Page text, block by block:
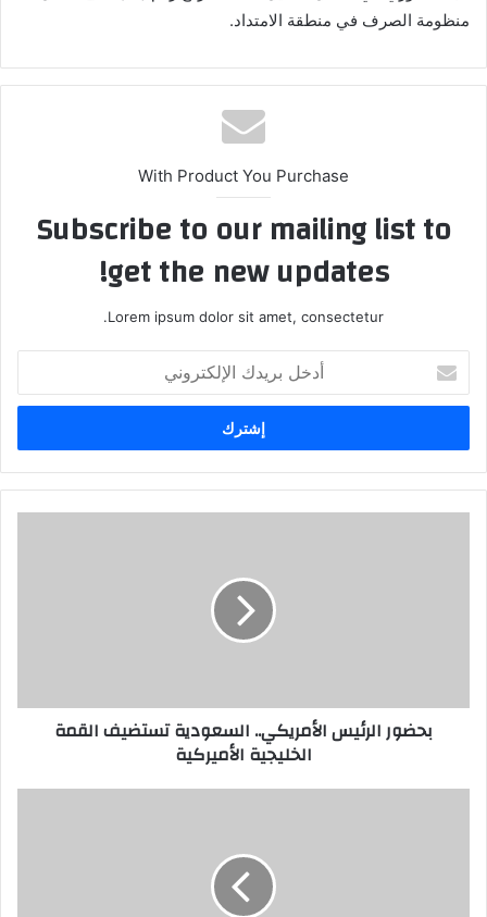
منظومة الصرف في منطقة الامتداد.
With Product You Purchase
Subscribe to our mailing list to
get the new updates!
Lorem ipsum dolor sit amet, consectetur.
بريدك
الإلكتروني
بحضور الرئيس الأمريكي.. السعودية تستضيف القمة
الخليجية الأميركية